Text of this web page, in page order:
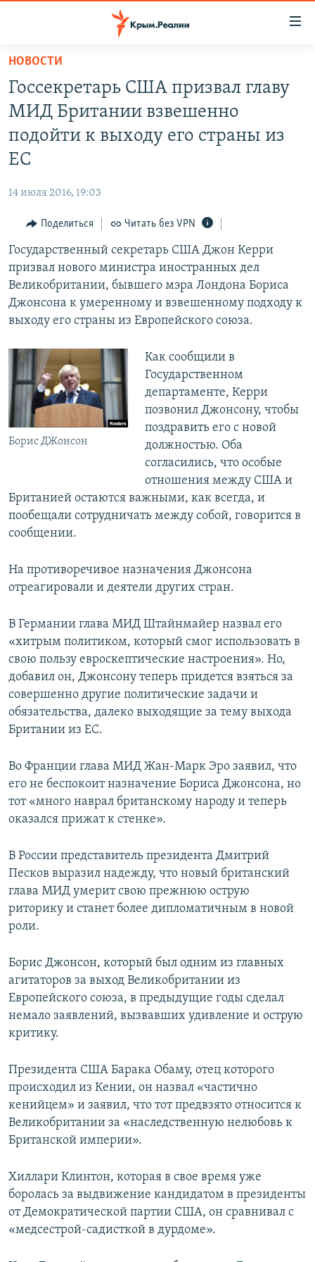
Вернуться
основному
содержанию
главной
Вернутся
поиску
СПЕЦПРОЕКТЫ
ГРУЗ 200
КАРТА ВОЕННЫХ ОБЪЕКТОВ КРЫМА
ИСТОРИЯ
ИНФОГРАФИКА
ТЕЛЕПРОЕКТ КРЫМ.РЕАЛИИ
СОВЕТЫ ПРАВОЗАЩИТНИКОВ
ПРОПАВШИЕ БЕЗ ВЕСТИ
ПОБЕДИТЕЛЕЙ НЕ СУДЯТ?
КРЫМ.НЕПОКОРЕННЫЙ
ELIFBE
УКРАИНСКАЯ ПРОБЛЕМА КРЫМА
РАДІО СВОБОДА
КАК ОБОЙТИ БЛОКИРОВКУ
Українською
Qırımtatar
ПРИСОЕДИНЯЙТЕСЬ!
Все сайты RFE/RL
НОВОСТИ
Госсекретарь США призвал главу
МИД Британии взвешенно
подойти к выходу его страны из
ЕС
14 июля 2016, 19:03
Поделиться Читать без VPN
Государственный секретарь США Джон Керри
призвал нового министра иностранных дел
Великобритании, бывшего мэра Лондона Бориса
Джонсона к умеренному и взвешенному подходу к
выходу его страны из Европейского союза.
Борис ДЖонсон
Как сообщили в
Государственном
департаменте, Керри
позвонил Джонсону, чтобы
поздравить его с новой
должностью. Оба
согласились, что особые
отношения между США и
Британией остаются важными, как всегда, и
пообещали сотрудничать между собой, говорится в
сообщении.
На противоречивое назначения Джонсона
отреагировали и деятели других стран.
В Германии глава МИД Штайнмайер назвал его
«хитрым политиком, который смог использовать в
свою пользу евроскептические настроения». Но,
добавил он, Джонсону теперь придется взяться за
совершенно другие политические задачи и
обязательства, далеко выходящие за тему выхода
Британии из ЕС.
Во Франции глава МИД Жан-Марк Эро заявил, что
его не беспокоит назначение Бориса Джонсона, но
тот «много наврал британскому народу и теперь
оказался прижат к стенке».
В России представитель президента Дмитрий
Песков выразил надежду, что новый британский
глава МИД умерит свою прежнюю острую
риторику и станет более дипломатичным в новой
роли.
Борис Джонсон, который был одним из главных
агитаторов за выход Великобритании из
Европейского союза, в предыдущие годы сделал
немало заявлений, вызвавших удивление и острую
критику.
Президента США Барака Обаму, отец которого
происходил из Кении, он назвал «частично
кенийцем» и заявил, что тот предвзято относится к
Великобритании за «наследственную нелюбовь к
Британской империи».
Хиллари Клинтон, которая в свое время уже
боролась за выдвижение кандидатом в президенты
от Демократической партии США, он сравнивал с
«медсестрой-садисткой в дурдоме».